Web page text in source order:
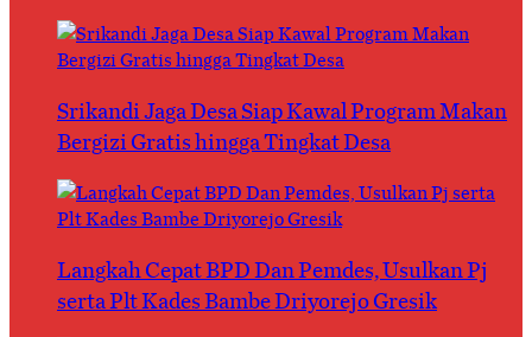
Srikandi Jaga Desa Siap Kawal Program Makan
Bergizi Gratis hingga Tingkat Desa
Langkah Cepat BPD Dan Pemdes, Usulkan Pj
serta Plt Kades Bambe Driyorejo Gresik